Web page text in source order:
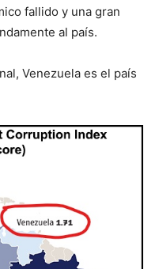
fallido y una gran
al país.
Venezuela es el país